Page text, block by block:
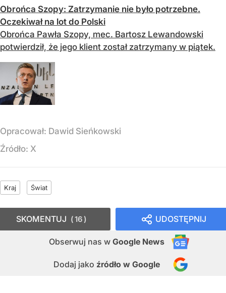
Obrońca Szopy: Zatrzymanie nie było potrzebne.
Oczekiwał na lot do Polski
Obrońca Pawła Szopy, mec. Bartosz Lewandowski
potwierdził, że jego klient został zatrzymany w piątek.
Opracował: Dawid Sieńkowski
Źródło: X
Kraj Świat
UDOSTĘPNIJ
Obserwuj nas w Google News
Dodaj jako źródło w Google
SKOMENTUJ 16